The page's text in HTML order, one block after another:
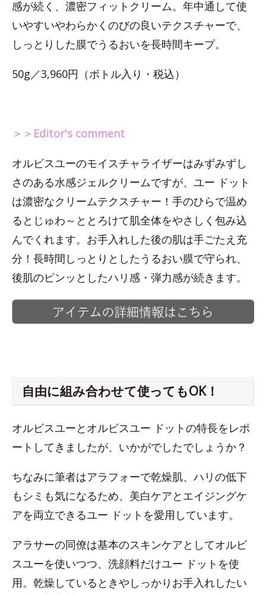
感が続く、濃密フィットクリーム。年中通して使
いやすいやわらかくのびの良いテクスチャーで、
しっとりした膜でうるおいを長時間キープ。
50g／3,960円（ボトル入り・税込）
＞＞Editor's comment
オルビスユーのモイスチャライザーはみずみずし
さのある水感ジェルクリームですが、ユー ドット
は濃密なクリームテクスチャー！手のひらで温め
るとじゅわ～ととろけて肌全体をやさしく包み込
んでくれます。お手入れした後の肌は手ごたえ充
分！長時間しっとりとしたうるおい膜で守られ、
後肌のピンッとしたハリ感・弾力感が続きます。
自由に組み合わせて使ってもOK！
オルビスユーとオルビスユー ドットの特長をレポ
ートしてきましたが、いかがでしたでしょうか？
ちなみに筆者はアラフォーで乾燥肌、ハリの低下
もシミも気になるため、美白ケアとエイジングケ
アを両立できるユー ドットを愛用しています。
アラサーの同僚は基本のスキンケアとしてオルビ
スユーを使いつつ、洗顔料だけユー ドットを使
用。乾燥しているときやしっかりお手入れしたい